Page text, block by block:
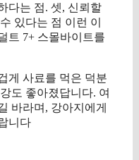
다는 점. 셋, 신뢰할
있다는 점 이런 이
트 7+ 스몰바이트를
게 사료를 먹은 덕분
도 좋아졌답니다. 여
바라며, 강아지에게
니다